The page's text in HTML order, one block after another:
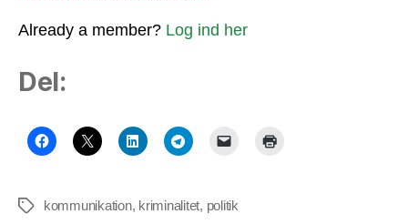
Already a member? Log ind her
Del:
Tags kommunikation, kriminalitet, politik